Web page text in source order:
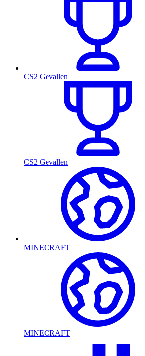
CS2 Gevallen
CS2 Gevallen
MINECRAFT
MINECRAFT